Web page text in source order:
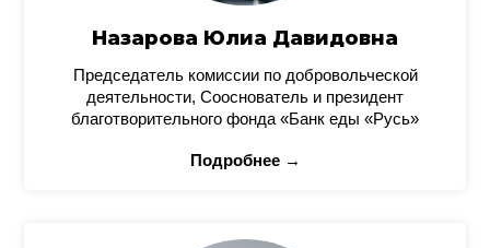
Назарова Юлиа Давидовна
Председатель комиссии по добровольческой
деятельности, Сооснователь и президент
благотворительного фонда «Банк еды «Русь»
Подробнее →